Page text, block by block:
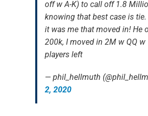
off w A-K) to call off 1.8
knowing that best case is
it was me that moved in! He
200k, I moved in 2M w QQ w
players left
— phil_hellmuth
2, 2020